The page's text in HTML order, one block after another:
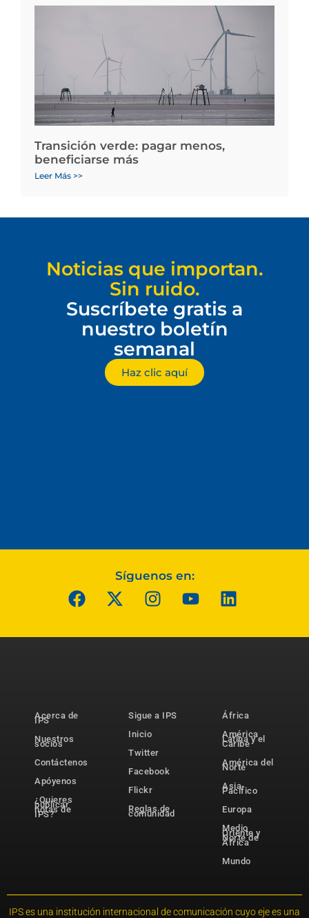
Transición verde: pagar menos,
beneficiarse más
Leer Más >>
Noticias que importan.
Sin ruido.
Suscríbete gratis a
nuestro boletín
semanal
Haz clic aquí
Síguenos en:
Acerca de
IPS
Nuestros
socios
Contáctenos
Apóyenos
¿Quieres
publicar
notas de
IPS?
Sigue a IPS
Inicio
Twitter
Facebook
Flickr
Reglas de
comunidad
África
América
Latina y el
Caribe
América del
Norte
Asia-
Pacífico
Europa
Medio
Oriente y
Norte de
África
Mundo
IPS es una institución internacional de comunicación cuyo eje es una